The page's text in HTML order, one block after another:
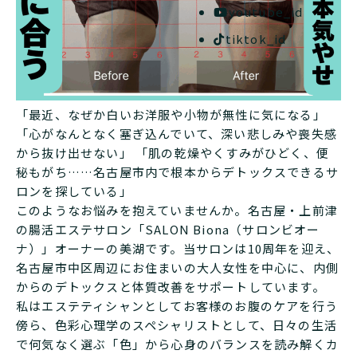
youtube_id
tiktok_id
「最近、なぜか白いお洋服や小物が無性に気になる」
「心がなんとなく塞ぎ込んでいて、深い悲しみや喪失感
から抜け出せない」 「肌の乾燥やくすみがひどく、便
秘もがち……名古屋市内で根本からデトックスできるサ
ロンを探している」
このようなお悩みを抱えていませんか。名古屋・上前津
の腸活エステサロン「SALON Biona（サロンビオー
ナ）」オーナーの美湖です。当サロンは10周年を迎え、
名古屋市中区周辺にお住まいの大人女性を中心に、内側
からのデトックスと体質改善をサポートしています。
私はエステティシャンとしてお客様のお腹のケアを行う
傍ら、色彩心理学のスペシャリストとして、日々の生活
で何気なく選ぶ「色」から心身のバランスを読み解くカ